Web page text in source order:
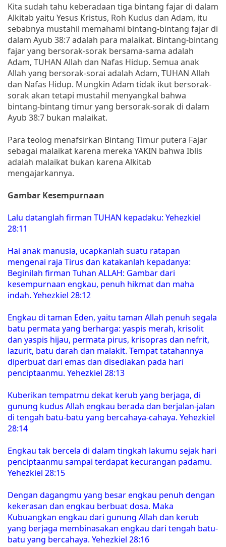
Kita sudah tahu keberadaan tiga bintang fajar di dalam
Alkitab yaitu Yesus Kristus, Roh Kudus dan Adam, itu
sebabnya mustahil memahami bintang-bintang fajar di
dalam Ayub 38:7 adalah para malaikat. Bintang-bintang
fajar yang bersorak-sorak bersama-sama adalah
Adam, TUHAN Allah dan Nafas Hidup. Semua anak
Allah yang bersorak-sorai adalah Adam, TUHAN Allah
dan Nafas Hidup. Mungkin Adam tidak ikut bersorak-
sorak akan tetapi mustahil menyangkal bahwa
bintang-bintang timur yang bersorak-sorak di dalam
Ayub 38:7 bukan malaikat.
Para teolog menafsirkan Bintang Timur putera Fajar
sebagai malaikat karena mereka YAKIN bahwa Iblis
adalah malaikat bukan karena Alkitab
mengajarkannya.
Gambar Kesempurnaan
Lalu datanglah firman TUHAN kepadaku: Yehezkiel
28:11
Hai anak manusia, ucapkanlah suatu ratapan
mengenai raja Tirus dan katakanlah kepadanya:
Beginilah firman Tuhan ALLAH: Gambar dari
kesempurnaan engkau, penuh hikmat dan maha
indah. Yehezkiel 28:12
Engkau di taman Eden, yaitu taman Allah penuh segala
batu permata yang berharga: yaspis merah, krisolit
dan yaspis hijau, permata pirus, krisopras dan nefrit,
lazurit, batu darah dan malakit. Tempat tatahannya
diperbuat dari emas dan disediakan pada hari
penciptaanmu. Yehezkiel 28:13
Kuberikan tempatmu dekat kerub yang berjaga, di
gunung kudus Allah engkau berada dan berjalan-jalan
di tengah batu-batu yang bercahaya-cahaya. Yehezkiel
28:14
Engkau tak bercela di dalam tingkah lakumu sejak hari
penciptaanmu sampai terdapat kecurangan padamu.
Yehezkiel 28:15
Dengan dagangmu yang besar engkau penuh dengan
kekerasan dan engkau berbuat dosa. Maka
Kubuangkan engkau dari gunung Allah dan kerub
yang berjaga membinasakan engkau dari tengah batu-
batu yang bercahaya. Yehezkiel 28:16